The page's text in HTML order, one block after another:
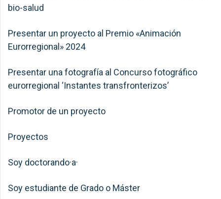
bio-salud
Presentar un proyecto al Premio «Animación
Eurorregional» 2024
Presentar una fotografía al Concurso fotográfico
eurorregional ‘Instantes transfronterizos’
Promotor de un proyecto
Proyectos
Soy doctorando·a·
Soy estudiante de Grado o Máster